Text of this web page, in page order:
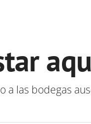
a las bodegas